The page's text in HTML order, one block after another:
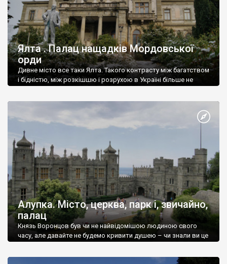
Ялта . Палац нащадків Мордовської
орди
Дивне місто все таки Ялта. Такого контрасту між багатством
і бідністю, між розкішшю і розрухою в Україні більше не
Алупка. Місто, церква, парк і, звичайно,
палац
Князь Воронцов був чи не найвідомішою людиною свого
часу, але давайте не будемо кривити душею – чи знали ви це